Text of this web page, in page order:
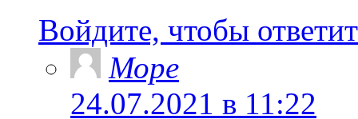
Войдите, чтобы
Море
24.07.2021 в 11:22